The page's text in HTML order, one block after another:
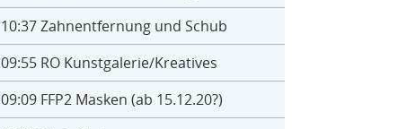
10:37Zahnentfernung und Schub
09:55RO Kunstgalerie/Kreatives
09:09FFP2 Masken (ab 15.12.20?)